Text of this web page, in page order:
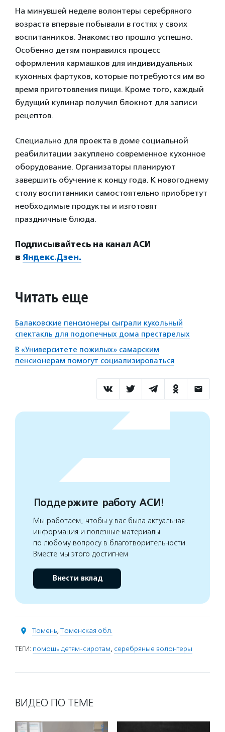
На минувшей неделе волонтеры серебряного
возраста впервые побывали в гостях у своих
воспитанников. Знакомство прошло успешно.
Особенно детям понравился процесс
оформления кармашков для индивидуальных
кухонных фартуков, которые потребуются им во
время приготовления пищи. Кроме того, каждый
будущий кулинар получил блокнот для записи
рецептов.
Специально для проекта в доме социальной
реабилитации закуплено современное кухонное
оборудование. Организаторы планируют
завершить обучение к концу года. К новогоднему
столу воспитанники самостоятельно приобретут
необходимые продукты и изготовят
праздничные блюда.
Подписывайтесь на канал АСИ
в Яндекс.Дзен.
Читать еще
Балаковские пенсионеры сыграли кукольный
спектакль для подопечных дома престарелых
В «Университете пожилых» самарским
пенсионерам помогут социализироваться
Поддержите работу АСИ!
Мы работаем, чтобы у вас была актуальная
информация и полезные материалы
по любому вопросу в благотворительности.
Вместе мы этого достигнем
Внести вклад
Тюмень, Тюменская обл.
ТЕГИ: помощь детям-сиротам, серебряные волонтеры
ВИДЕО ПО ТЕМЕ